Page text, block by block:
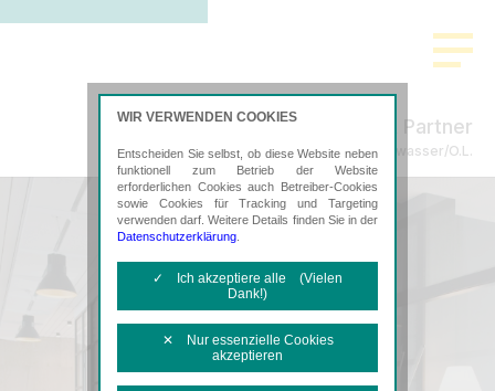
Freund & Partner
Steuerberatung in Weißwasser/O.L.
WIR VERWENDEN COOKIES
Entscheiden Sie selbst, ob diese Website neben
funktionell zum Betrieb der Website
erforderlichen Cookies auch Betreiber-Cookies
sowie Cookies für Tracking und Targeting
verwenden darf. Weitere Details finden Sie in der
Datenschutzerklärung
✓ Ich akzeptiere alle (Vielen
Dank!)
✕ Nur essenzielle Cookies
akzeptieren